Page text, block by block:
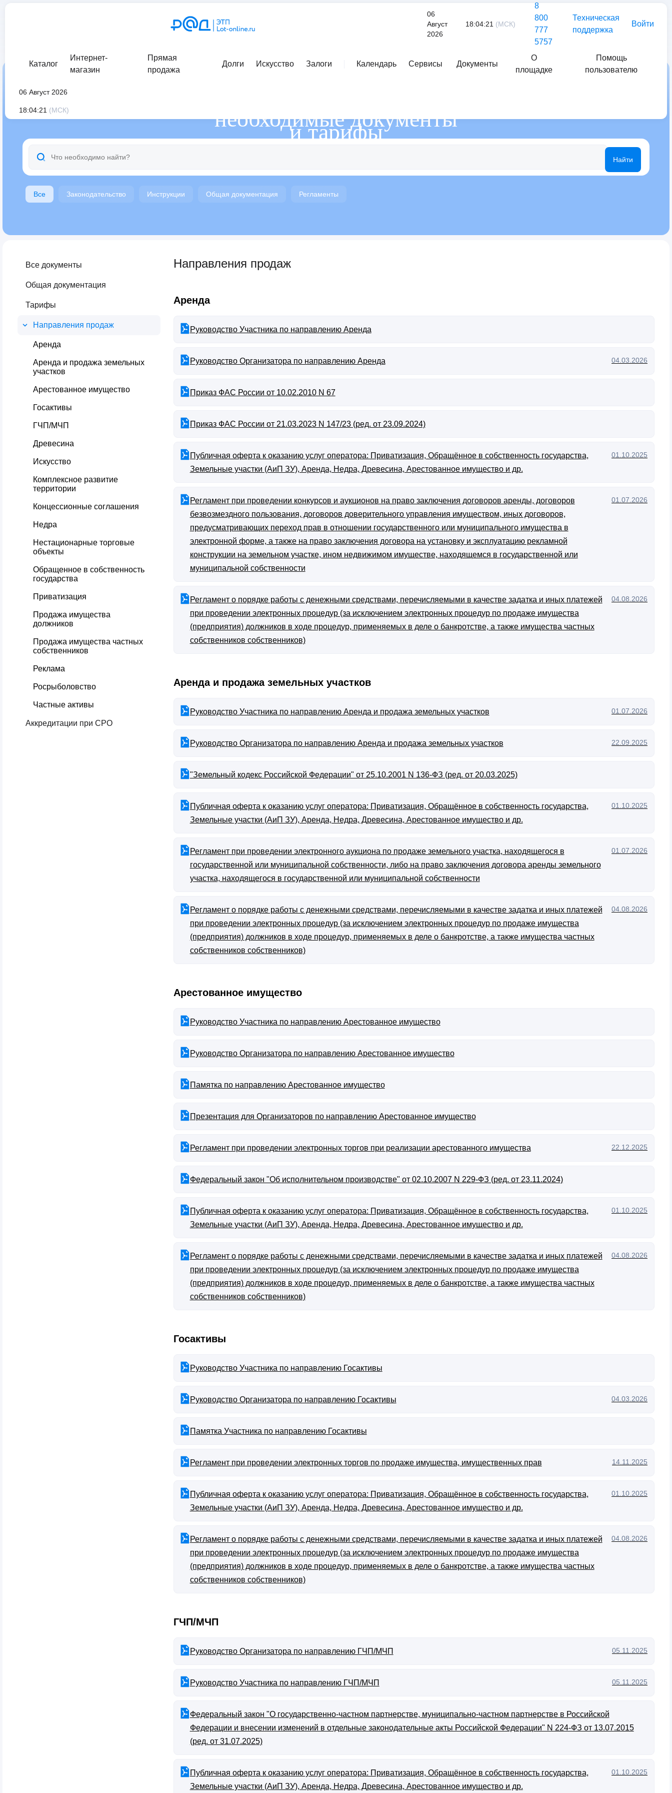
06
Август
2026
18:04:21 (МСК)
8
800
777
5757
Техническая
поддержка
Войти
Каталог
Интернет-
магазин
Прямая
продажа
Долги Искусство Залоги Календарь Сервисы Документы
О
площадке
Помощь
пользователю
06 Август 2026
18:04:21 (МСК)
документация/
необходимые документы
и тарифы
Найти
Все Законодательство Инструкции Общая документация Регламенты
Все документы
Общая документация
Тарифы
Направления продаж
Аренда
Аренда и продажа земельных
участков
Арестованное имущество
Госактивы
ГЧП/МЧП
Древесина
Искусство
Комплексное развитие
территории
Концессионные соглашения
Недра
Нестационарные торговые
объекты
Обращенное в собственность
государства
Приватизация
Продажа имущества
должников
Продажа имущества частных
собственников
Реклама
Росрыболовство
Частные активы
Аккредитации при СРО
Направления продаж
Аренда
Руководство Участника по направлению Аренда
Руководство Организатора по направлению Аренда 04.03.2026
Приказ ФАС России от 10.02.2010 N 67
Приказ ФАС России от 21.03.2023 N 147/23 (ред. от 23.09.2024)
Публичная оферта к оказанию услуг оператора: Приватизация, Обращённое в собственность государства,
Земельные участки (АиП ЗУ), Аренда, Недра, Древесина, Арестованное имущество и др.
01.10.2025
Регламент при проведении конкурсов и аукционов на право заключения договоров аренды, договоров
безвозмездного пользования, договоров доверительного управления имуществом, иных договоров,
предусматривающих переход прав в отношении государственного или муниципального имущества в
электронной форме, а также на право заключения договора на установку и эксплуатацию рекламной
конструкции на земельном участке, ином недвижимом имуществе, находящемся в государственной или
муниципальной собственности
01.07.2026
Регламент о порядке работы с денежными средствами, перечисляемыми в качестве задатка и иных платежей
при проведении электронных процедур (за исключением электронных процедур по продаже имущества
(предприятия) должников в ходе процедур, применяемых в деле о банкротстве, а также имущества частных
собственников собственников)
04.08.2026
Аренда и продажа земельных участков
Руководство Участника по направлению Аренда и продажа земельных участков 01.07.2026
Руководство Организатора по направлению Аренда и продажа земельных участков 22.09.2025
"Земельный кодекс Российской Федерации" от 25.10.2001 N 136-ФЗ (ред. от 20.03.2025)
Публичная оферта к оказанию услуг оператора: Приватизация, Обращённое в собственность государства,
Земельные участки (АиП ЗУ), Аренда, Недра, Древесина, Арестованное имущество и др.
01.10.2025
Регламент при проведении электронного аукциона по продаже земельного участка, находящегося в
государственной или муниципальной собственности, либо на право заключения договора аренды земельного
участка, находящегося в государственной или муниципальной собственности
01.07.2026
Регламент о порядке работы с денежными средствами, перечисляемыми в качестве задатка и иных платежей
при проведении электронных процедур (за исключением электронных процедур по продаже имущества
(предприятия) должников в ходе процедур, применяемых в деле о банкротстве, а также имущества частных
собственников собственников)
04.08.2026
Арестованное имущество
Руководство Участника по направлению Арестованное имущество
Руководство Организатора по направлению Арестованное имущество
Памятка по направлению Арестованное имущество
Презентация для Организаторов по направлению Арестованное имущество
Регламент при проведении электронных торгов при реализации арестованного имущества 22.12.2025
Федеральный закон "Об исполнительном производстве" от 02.10.2007 N 229-ФЗ (ред. от 23.11.2024)
Публичная оферта к оказанию услуг оператора: Приватизация, Обращённое в собственность государства,
Земельные участки (АиП ЗУ), Аренда, Недра, Древесина, Арестованное имущество и др.
01.10.2025
Регламент о порядке работы с денежными средствами, перечисляемыми в качестве задатка и иных платежей
при проведении электронных процедур (за исключением электронных процедур по продаже имущества
(предприятия) должников в ходе процедур, применяемых в деле о банкротстве, а также имущества частных
собственников собственников)
04.08.2026
Госактивы
Руководство Участника по направлению Госактивы
Руководство Организатора по направлению Госактивы 04.03.2026
Памятка Участника по направлению Госактивы
Регламент при проведении электронных торгов по продаже имущества, имущественных прав 14.11.2025
Публичная оферта к оказанию услуг оператора: Приватизация, Обращённое в собственность государства,
Земельные участки (АиП ЗУ), Аренда, Недра, Древесина, Арестованное имущество и др.
01.10.2025
Регламент о порядке работы с денежными средствами, перечисляемыми в качестве задатка и иных платежей
при проведении электронных процедур (за исключением электронных процедур по продаже имущества
(предприятия) должников в ходе процедур, применяемых в деле о банкротстве, а также имущества частных
собственников собственников)
04.08.2026
ГЧП/МЧП
Руководство Организатора по направлению ГЧП/МЧП 05.11.2025
Руководство Участника по направлению ГЧП/МЧП 05.11.2025
Федеральный закон "О государственно-частном партнерстве, муниципально-частном партнерстве в Российской
Федерации и внесении изменений в отдельные законодательные акты Российской Федерации" N 224-ФЗ от 13.07.2015
(ред. от 31.07.2025)
Публичная оферта к оказанию услуг оператора: Приватизация, Обращённое в собственность государства,
Земельные участки (АиП ЗУ), Аренда, Недра, Древесина, Арестованное имущество и др.
01.10.2025